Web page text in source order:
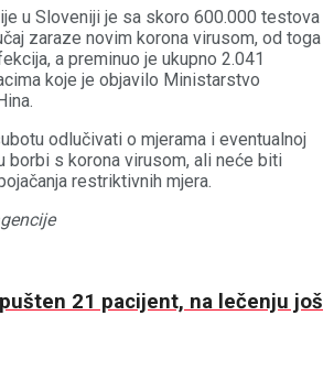
u Sloveniji je sa skoro 600.000 testova
zaraze novim korona virusom, od toga
a preminuo je ukupno 2.041
koje je objavilo Ministarstvo
odlučivati o mjerama i eventualnoj
borbi s korona virusom, ali neće biti
restriktivnih mjera.
21 pacijent, na lečenju još